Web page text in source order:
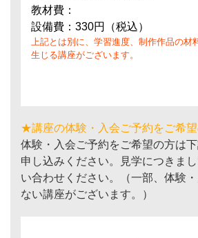
教材費：
設備費：330円（税込）
上記とは別に、学習進度、制作作品の材
生じる講座がございます。
★講座の体験・入会ご予約をご希
体験・入会ご予約をご希望の方は
申し込みください。見学につきま
い合わせください。（一部、体験
ない講座がございます。）